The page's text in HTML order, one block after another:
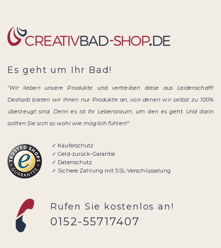
Es geht um Ihr Bad!
"Wir lieben unsere Produkte und vertreiben diese aus Leidenschaft!
Deshalb bieten wir Ihnen nur Produkte an, von denen wir selbst zu 100%
überzeugt sind. Denn es ist Ihr Lebensraum, um den es geht. Und darin
sollten Sie sich so wohl wie möglich fühlen!"
✓ Käuferschutz
✓ Geld-zurück-Garantie
✓ Datenschutz
✓ Sichere Zahlung mit SSL-Verschlüsselung
Rufen Sie kostenlos an!
0152-55717407